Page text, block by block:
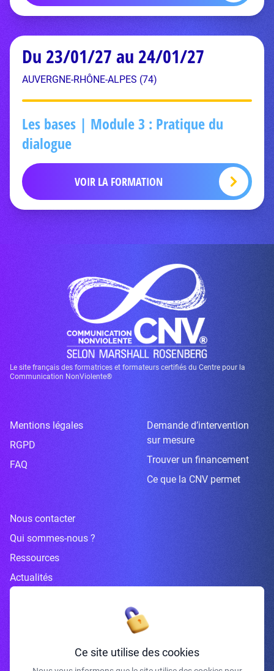
Du 23/01/27 au 24/01/27
AUVERGNE-RHÔNE-ALPES (74)
Les bases | Module 3 : Pratique du
dialogue
VOIR LA FORMATION
Le site français des formatrices et formateurs certifiés du Centre pour la
Communication NonViolente®
Mentions légales
RGPD
FAQ
Demande d’intervention
sur mesure
Trouver un financement
Ce que la CNV permet
Nous contacter
Qui sommes-nous ?
Ressources
Actualités
Inscrivez-vous à la newsletter
Ce site utilise des cookies